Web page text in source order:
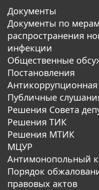
Документы
Документы по
распространения
инфекции
Общественные
Постановления
Антикоррупционная
Публичные
Решения Совета
Решения ТИК
Решения МТИК
МЦУР
Антимонопольный
Порядок
правовых актов